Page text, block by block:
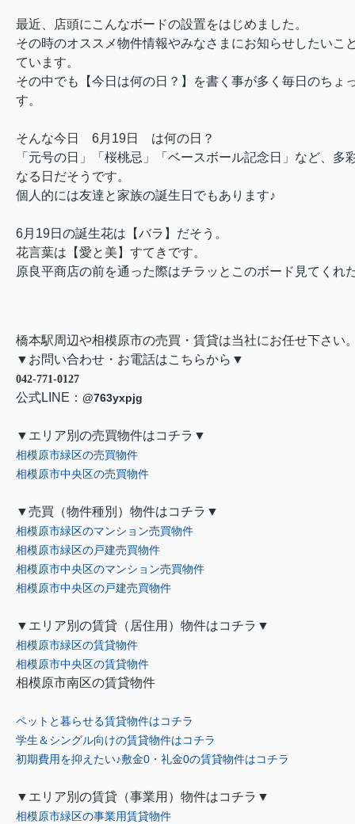
最近、店頭にこんなボードの設置をはじめました。
その時のオススメ物件情報やみなさまにお知らせしたいこ
ています。
その中でも【今日は何の日？】を書く事が多く毎日のちょ
す。
そんな今日 6月19日 は何の日？
「元号の日」「桜桃忌」「ベースボール記念日」など、多
なる日だそうです。
個人的には友達と家族の誕生日でもあります♪
6月19日の誕生花は【バラ】だそう。
花言葉は【愛と美】すてきです。
原良平商店の前を通った際はチラッとこのボード見てくれ
橋本駅周辺や相模原市の売買・賃貸は当社にお任せ下さい
▼お問い合わせ・お電話はこちらから▼
042-771-0127
公式LINE ： @763yxpjg
▼エリア別の売買物件はコチラ▼
相模原市緑区の売買物件
相模原市中央区の売買物件
▼売買（物件種別）物件はコチラ▼
相模原市緑区のマンション売買物件
相模原市緑区の戸建売買物件
相模原市中央区のマンション売買物件
相模原市中央区の戸建売買物件
▼エリア別の賃貸（居住用）物件はコチラ▼
相模原市緑区の賃貸物件
相模原市中央区の賃貸物件
相模原市南区の賃貸物件
ペットと暮らせる賃貸物件はコチラ
学生＆シングル向けの賃貸物件はコチラ
初期費用を抑えたい♪敷金0 ・礼金0の賃貸物件はコチラ
▼エリア別の賃貸（事業用）物件はコチラ▼
相模原市緑区の事業用賃貸物件